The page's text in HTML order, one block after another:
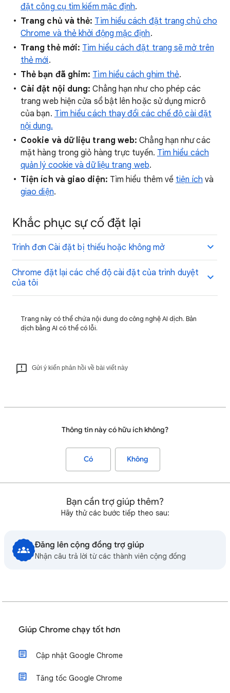
đặt công cụ tìm kiếm mặc định.
Trang chủ và thẻ: Tìm hiểu cách đặt trang chủ cho
Chrome và thẻ khởi động mặc định.
Trang thẻ mới: Tìm hiểu cách đặt trang sẽ mở trên
thẻ mới.
Thẻ bạn đã ghim: Tìm hiểu cách ghim thẻ.
Cài đặt nội dung: Chẳng hạn như cho phép các
trang web hiện cửa sổ bật lên hoặc sử dụng micrô
của bạn. Tìm hiểu cách thay đổi các chế độ cài đặt
nội dung.
Cookie và dữ liệu trang web: Chẳng hạn như các
mặt hàng trong giỏ hàng trực tuyến. Tìm hiểu cách
quản lý cookie và dữ liệu trang web.
Tiện ích và giao diện: Tìm hiểu thêm về tiện ích và
giao diện.
Khắc phục sự cố đặt lại
Trình đơn Cài đặt bị thiếu hoặc không mở
Chrome đặt lại các chế độ cài đặt của trình duyệt
của tôi
Trang này có thể chứa nội dung do công nghệ AI dịch. Bản
dịch bằng AI có thể có lỗi.
Gửi ý kiến phản hồi về bài viết này
Thông tin này có hữu ích không?
Có Không
Bạn cần trợ giúp thêm?
Hãy thử các bước tiếp theo sau:
Đăng lên cộng đồng trợ giúp
Nhận câu trả lời từ các thành viên cộng đồng
Giúp Chrome chạy tốt hơn
Cập nhật Google Chrome
Tăng tốc Google Chrome